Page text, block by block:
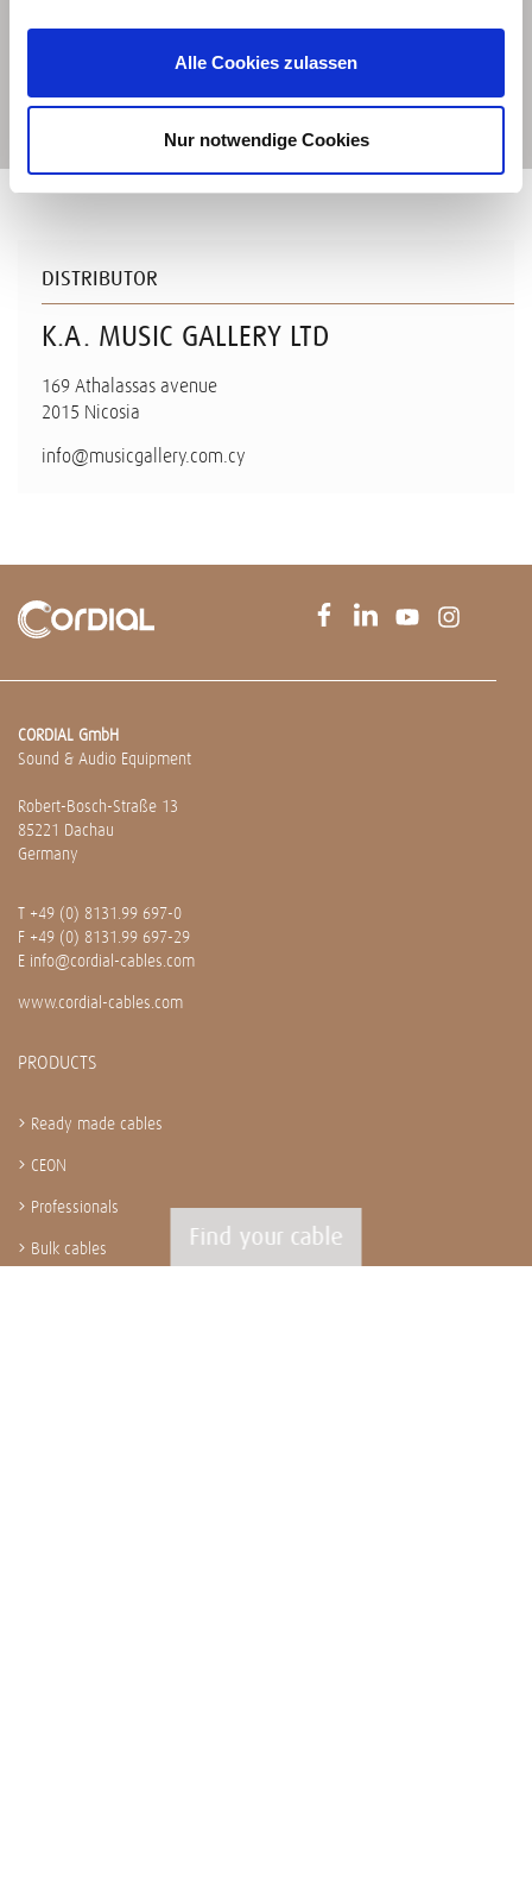
Alle Cookies zulassen
Nur notwendige Cookies
FIND PARTNERS
DISTRIBUTOR
K.A. MUSIC GALLERY LTD
169 Athalassas avenue
2015 Nicosia
info@musicgallery.com.cy
CORDIAL GmbH
Sound & Audio Equipment
Robert-Bosch-Straße 13
85221 Dachau
Germany
T +49 (0) 8131.99 697-0
F +49 (0) 8131.99 697-29
E info@cordial-cables.com
www.cordial-cables.com
PRODUCTS
Ready made cables
CEON
Professionals
Bulk cables
Find your cable